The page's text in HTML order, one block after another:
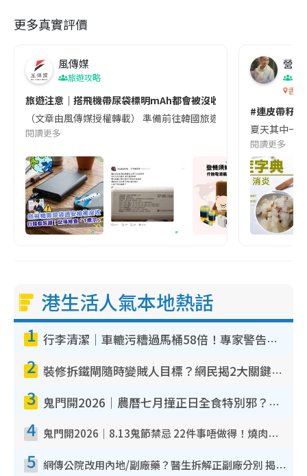
更多真實評價
風傳媒
旅遊攻略
旅遊注意｜搭飛機帶尿袋標明mAh都會被沒收😱出發前切記檢查
（文章由風傳媒授權轉載） 準備前往韓國旅遊的民眾，近期要
閱讀更多
營養
香港
#連皮帶籽
夏天其中一
閱讀更多
港生活人氣本地熱話
1 行李清潔｜車轆污糟過馬桶58倍！專家警告忌用酒精抹 教1招免污手除菌
2 裝修拆鐵閘隨時變賊人目標？網民揭2大關鍵用途：裝新式等於白裝？附新舊鐵閘分別
3 鬼門開2026｜農曆七月撞正日全食特別邪？專家警告切忌做一事！揭4大禁忌+2招保平安
4 鬼門開2026｜8.13鬼節禁忌 22件事唔做得！燒肉、刺身要少食？半夜勿吹口哨/打呢個電話
5 網傳公院改用內地/副廠藥？醫生拆解正副廠分別 揭4類人換藥隨時出事